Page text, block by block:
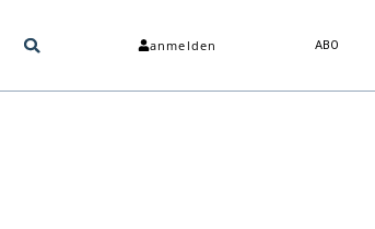
anmelden ABO